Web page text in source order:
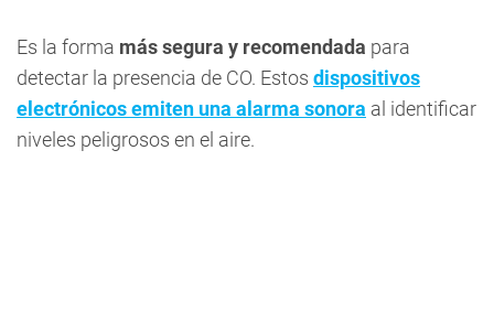
Es la forma más segura y recomendada para
detectar la presencia de CO. Estos dispositivos
electrónicos emiten una alarma sonora al identificar
niveles peligrosos en el aire.